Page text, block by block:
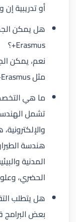
أو تدريبية
هل يمكن
Erasmus+؟
نعم، يمكن
مثل Erasmus+ حسب شروط البرنامج.
ما هي
تشمل
هندسة
المدنية
الحضري،
هل يتطلب
بعض البرامج